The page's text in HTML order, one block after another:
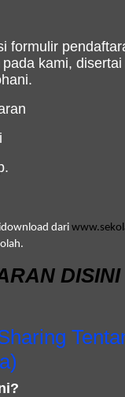
formulir
kami,
dari
DISINI